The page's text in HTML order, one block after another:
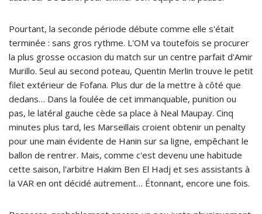
Pourtant, la seconde période débute comme elle s'était
terminée : sans gros rythme. L'OM va toutefois se procurer
la plus grosse occasion du match sur un centre parfait d'Amir
Murillo. Seul au second poteau, Quentin Merlin trouve le petit
filet extérieur de Fofana. Plus dur de la mettre à côté que
dedans… Dans la foulée de cet immanquable, punition ou
pas, le latéral gauche cède sa place à Neal Maupay. Cinq
minutes plus tard, les Marseillais croient obtenir un penalty
pour une main évidente de Hanin sur sa ligne, empêchant le
ballon de rentrer. Mais, comme c'est devenu une habitude
cette saison, l'arbitre Hakim Ben El Hadj et ses assistants à
la VAR en ont décidé autrement… Étonnant, encore une fois.